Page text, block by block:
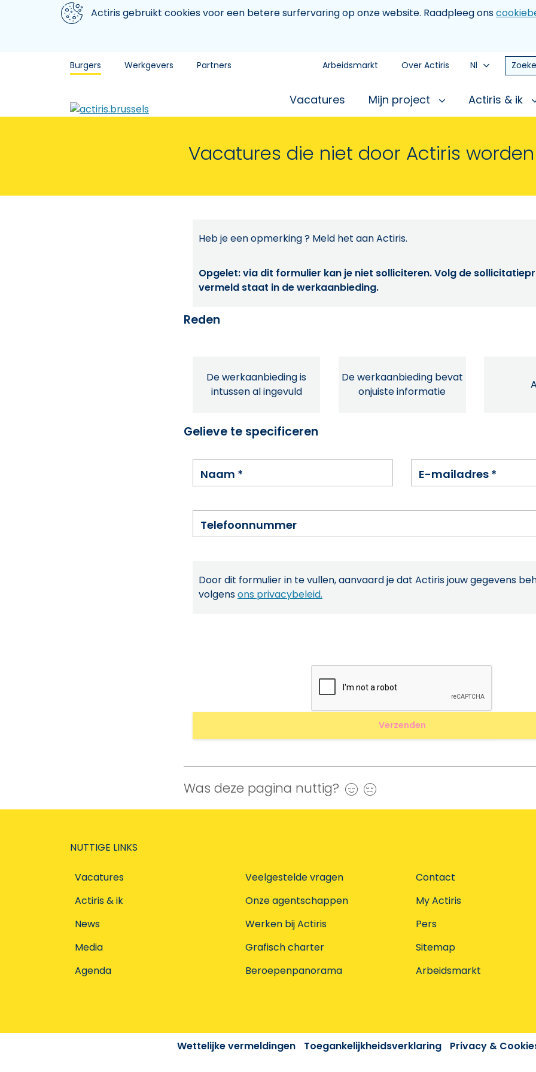
Aller au contenu principal
We gebruiken cookiesActiris gebruikt cookies voor een betere surfervaring op onze website. Raadpleeg ons
Burgers Werkgevers Partners Arbeidsmarkt Over Actiris Nl
Vacatures Mijn project Actiris & ik
Vacatures die niet door Actiris
Heb je een opmerking ? Meld het aan Actiris.
Opgelet: via dit formulier kan je niet solliciteren. Volg de
vermeld staat in de werkaanbieding.
Reden
De werkaanbieding is
intussen al ingevuld
De werkaanbieding bevat
onjuiste informatie
Gelieve te specificeren
Naam * E-mailadres *
Telefoonnummer
Door dit formulier in te vullen, aanvaard je dat Actiris jouw gegevens
volgensons privacybeleid.
Was deze pagina nuttig? Ja
NUTTIGE LINKS
Vacatures
Actiris & ik
News
Media
Agenda
Veelgestelde vragen
Onze agentschappen
Werken bij Actiris
Grafisch charter
Beroepenpanorama
Contact
My Actiris
Pers
Sitemap
Arbeidsmarkt
Wettelijke vermeldingen Toegankelijkheidsverklaring Privacy &